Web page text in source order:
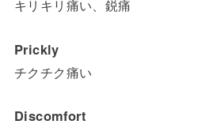
キリキリ痛い、鋭痛
Prickly
チクチク痛い
Discomfort